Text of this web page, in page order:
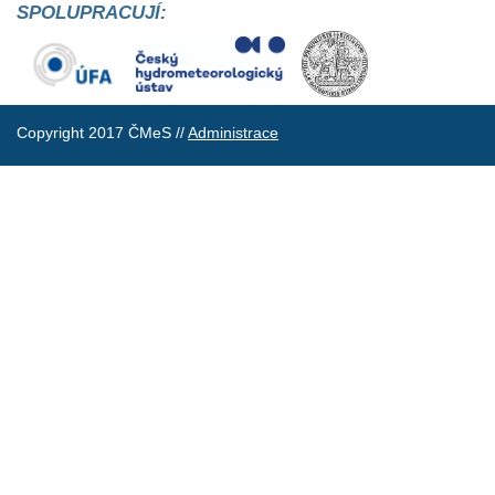
SPOLUPRACUJÍ:
Copyright 2017 ČMeS //Administrace